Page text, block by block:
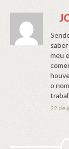
meu
o
22 de